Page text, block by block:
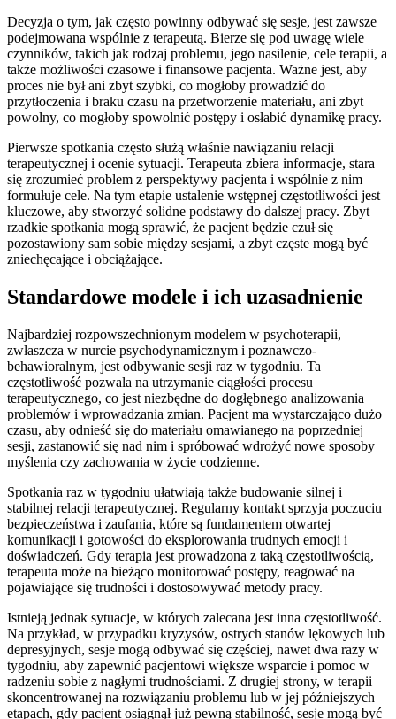
Decyzja o tym, jak często powinny odbywać się sesje, jest zawsze
podejmowana wspólnie z terapeutą. Bierze się pod uwagę wiele
czynników, takich jak rodzaj problemu, jego nasilenie, cele terapii, a
także możliwości czasowe i finansowe pacjenta. Ważne jest, aby
proces nie był ani zbyt szybki, co mogłoby prowadzić do
przytłoczenia i braku czasu na przetworzenie materiału, ani zbyt
powolny, co mogłoby spowolnić postępy i osłabić dynamikę pracy.
Pierwsze spotkania często służą właśnie nawiązaniu relacji
terapeutycznej i ocenie sytuacji. Terapeuta zbiera informacje, stara
się zrozumieć problem z perspektywy pacjenta i wspólnie z nim
formułuje cele. Na tym etapie ustalenie wstępnej częstotliwości jest
kluczowe, aby stworzyć solidne podstawy do dalszej pracy. Zbyt
rzadkie spotkania mogą sprawić, że pacjent będzie czuł się
pozostawiony sam sobie między sesjami, a zbyt częste mogą być
zniechęcające i obciążające.
Standardowe modele i ich uzasadnienie
Najbardziej rozpowszechnionym modelem w psychoterapii,
zwłaszcza w nurcie psychodynamicznym i poznawczo-
behawioralnym, jest odbywanie sesji raz w tygodniu. Ta
częstotliwość pozwala na utrzymanie ciągłości procesu
terapeutycznego, co jest niezbędne do dogłębnego analizowania
problemów i wprowadzania zmian. Pacjent ma wystarczająco dużo
czasu, aby odnieść się do materiału omawianego na poprzedniej
sesji, zastanowić się nad nim i spróbować wdrożyć nowe sposoby
myślenia czy zachowania w życie codzienne.
Spotkania raz w tygodniu ułatwiają także budowanie silnej i
stabilnej relacji terapeutycznej. Regularny kontakt sprzyja poczuciu
bezpieczeństwa i zaufania, które są fundamentem otwartej
komunikacji i gotowości do eksplorowania trudnych emocji i
doświadczeń. Gdy terapia jest prowadzona z taką częstotliwością,
terapeuta może na bieżąco monitorować postępy, reagować na
pojawiające się trudności i dostosowywać metody pracy.
Istnieją jednak sytuacje, w których zalecana jest inna częstotliwość.
Na przykład, w przypadku kryzysów, ostrych stanów lękowych lub
depresyjnych, sesje mogą odbywać się częściej, nawet dwa razy w
tygodniu, aby zapewnić pacjentowi większe wsparcie i pomoc w
radzeniu sobie z nagłymi trudnościami. Z drugiej strony, w terapii
skoncentrowanej na rozwiązaniu problemu lub w jej późniejszych
etapach, gdy pacjent osiągnął już pewną stabilność, sesje mogą być